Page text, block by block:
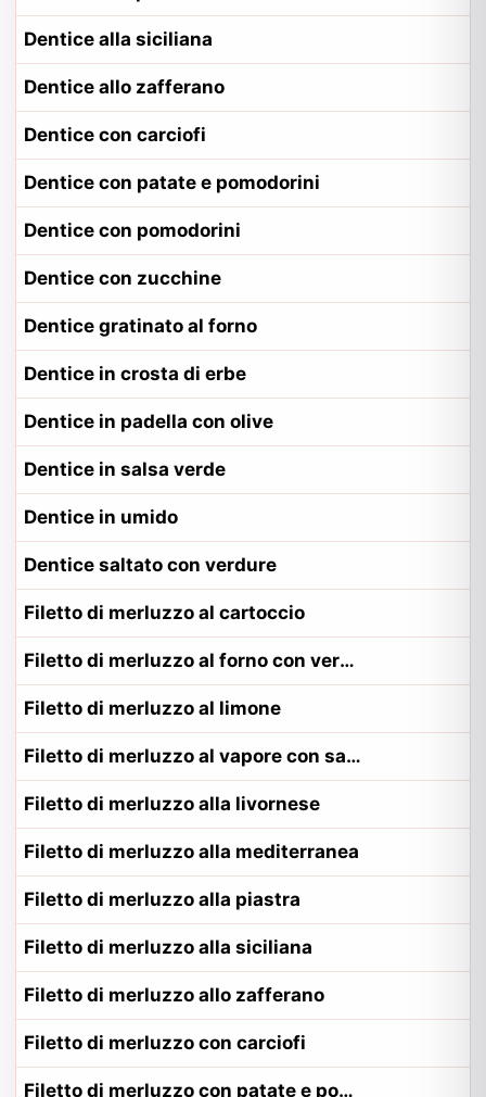
Dentice alla siciliana
Dentice allo zafferano
Dentice con carciofi
Dentice con patate e pomodorini
Dentice con pomodorini
Dentice con zucchine
Dentice gratinato al forno
Dentice in crosta di erbe
Dentice in padella con olive
Dentice in salsa verde
Dentice in umido
Dentice saltato con verdure
Filetto di merluzzo al cartoccio
Filetto di merluzzo al forno con verdure
Filetto di merluzzo al limone
Filetto di merluzzo al vapore con salsa agli agrumi
Filetto di merluzzo alla livornese
Filetto di merluzzo alla mediterranea
Filetto di merluzzo alla piastra
Filetto di merluzzo alla siciliana
Filetto di merluzzo allo zafferano
Filetto di merluzzo con carciofi
Filetto di merluzzo con patate e pomodorini